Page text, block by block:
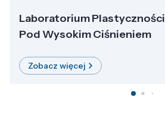
Laboratorium Plastyczności
Pod Wysokim Ciśnieniem
Zobacz więcej